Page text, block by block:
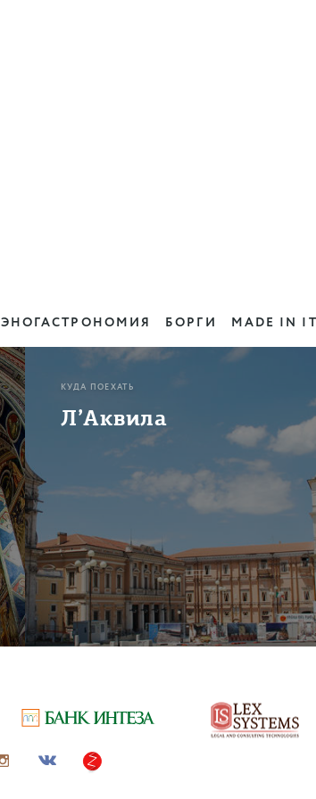
ЭНОГАСТРОНОМИЯ БОРГИ MADE IN
КУДА ПОЕХАТЬ
Л’Аквила